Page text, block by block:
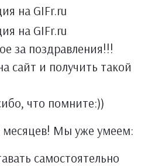
за поздравления!!!
сайт и получить такой
что помните:))
месяцев! Мы уже умеем:
самостоятельно